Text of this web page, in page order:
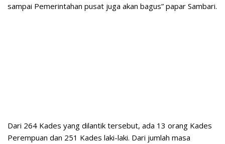
sampai Pemerintahan pusat juga akan bagus” papar Sambari.
Dari 264 Kades yang dilantik tersebut, ada 13 orang Kades
Perempuan dan 251 Kades laki-laki. Dari jumlah masa